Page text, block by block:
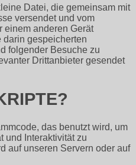
Datei, die gemeinsam mit
versendet und vom
einem anderen Gerät
gespeicherten
folgender Besuche zu
Drittanbieter gesendet
das benutzt wird, um
und Interaktivität zu
auf unseren Servern oder auf